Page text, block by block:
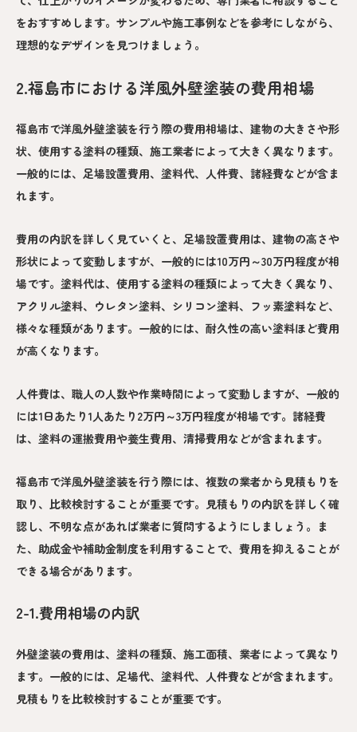
をおすすめします。サンプルや施工事例などを参考にしながら、
理想的なデザインを見つけましょう。
2.福島市における洋風外壁塗装の費用相場
福島市で洋風外壁塗装を行う際の費用相場は、建物の大きさや形
状、使用する塗料の種類、施工業者によって大きく異なります。
一般的には、足場設置費用、塗料代、人件費、諸経費などが含ま
れます。
費用の内訳を詳しく見ていくと、足場設置費用は、建物の高さや
形状によって変動しますが、一般的には10万円～30万円程度が相
場です。塗料代は、使用する塗料の種類によって大きく異なり、
アクリル塗料、ウレタン塗料、シリコン塗料、フッ素塗料など、
様々な種類があります。一般的には、耐久性の高い塗料ほど費用
が高くなります。
人件費は、職人の人数や作業時間によって変動しますが、一般的
には1日あたり1人あたり2万円～3万円程度が相場です。諸経費
は、塗料の運搬費用や養生費用、清掃費用などが含まれます。
福島市で洋風外壁塗装を行う際には、複数の業者から見積もりを
取り、比較検討することが重要です。見積もりの内訳を詳しく確
認し、不明な点があれば業者に質問するようにしましょう。ま
た、助成金や補助金制度を利用することで、費用を抑えることが
できる場合があります。
2-1.費用相場の内訳
外壁塗装の費用は、塗料の種類、施工面積、業者によって異なり
ます。一般的には、足場代、塗料代、人件費などが含まれます。
見積もりを比較検討することが重要です。